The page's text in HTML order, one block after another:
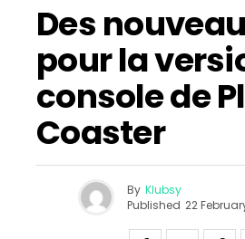
Des
pour la
console de
Coaster
By Klubsy
Published 22